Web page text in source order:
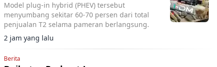
Model plug-in hybrid (PHEV) tersebut
menyumbang sekitar 60-70 persen dari total
penjualan T2 selama pameran berlangsung.
2 jam yang lalu
Berita